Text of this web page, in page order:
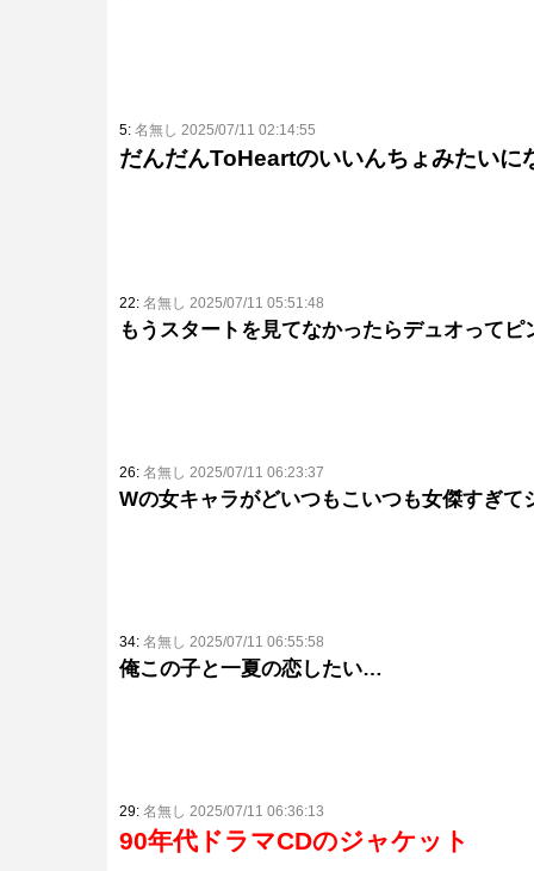
5: 名無し 2025/07/11 02:14:55
だんだんToHeartのいいんちょみたいに
22: 名無し 2025/07/11 05:51:48
もうスタートを見てなかったらデュオって
26: 名無し 2025/07/11 06:23:37
Wの女キャラがどいつもこいつも女傑すぎて
34: 名無し 2025/07/11 06:55:58
俺この子と一夏の恋したい…
29: 名無し 2025/07/11 06:36:13
90年代ドラマCDのジャケット